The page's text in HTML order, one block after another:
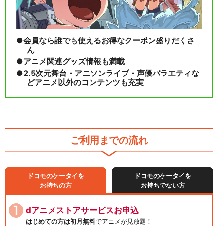
会員なら誰でも使えるお得なクーポン盛りだくさ
ん
アニメ関連グッズ情報も満載
2.5次元舞台・アニソンライブ・声優バラエティな
どアニメ以外のコンテンツも充実
ご利用までの流れ
ドコモのケータイを
お持ちの方
ドコモのケータイを
お持ちでない方
dアニメストアサービスお申込
はじめての方は初月無料でアニメが見放題！